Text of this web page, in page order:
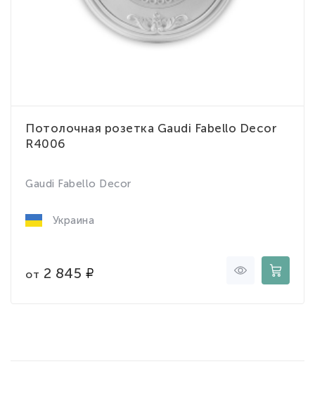
Потолочная розетка Gaudi Fabello Decor
R4006
Gaudi Fabello Decor
Украина
от 2 845